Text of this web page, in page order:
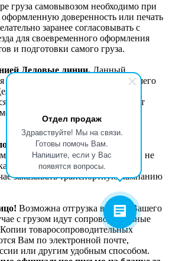
Отдел продаж
Здравствуйте! Мы на связи.
Готовы помочь Вам.
Напишите, если у Вас
появятся вопросы.
груза самовывозом необходимо при
доверенность или печать
заранее согласовывать с
для своевременного оформления
и подготовки самого груза.
Деловые линии.Данный
«по-умолчанию». Доставка с нашего
линий в г. Москве или
в счет отдельной строкой и стоит
менеджера возможна
компании и курьерские
работаем со всеми, но сами не
к себе на склад для забора груза.
заказывать транспортную кампанию
Возможна отгрузка в адрес Вашего
с грузом идут сопроводительные
товаросопроводительных
Вам по электронной почте,
или другим удобным способом.